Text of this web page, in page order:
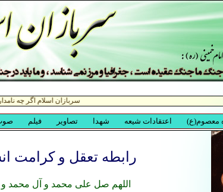
اللهم صل علی محمد و آل محمد
رابطه تعقل و کرامت